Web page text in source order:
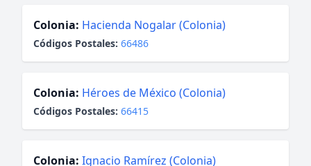
Colonia: Hacienda Nogalar (Colonia)
Códigos Postales: 66486
Colonia: Héroes de México (Colonia)
Códigos Postales: 66415
Colonia: Ignacio Ramírez (Colonia)